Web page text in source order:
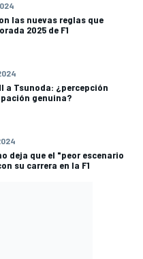
las nuevas reglas que
2025 de F1
a Tsunoda: ¿percepción
genuina?
deja que el "peor escenario
su carrera en la F1